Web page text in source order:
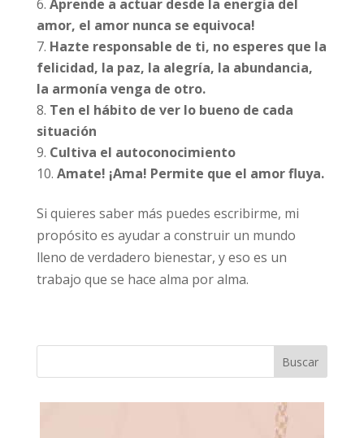
Aprende a actuar desde la energía del
amor, el amor nunca se equivoca!
Hazte responsable de ti, no esperes que la
felicidad, la paz, la alegría, la abundancia,
la armonía venga de otro.
Ten el hábito de ver lo bueno de cada
situación
Cultiva el autoconocimiento
Amate! ¡Ama! Permite que el amor fluya.
Si quieres saber más puedes escribirme, mi
propósito es ayudar a construir un mundo
lleno de verdadero bienestar, y eso es un
trabajo que se hace alma por alma.